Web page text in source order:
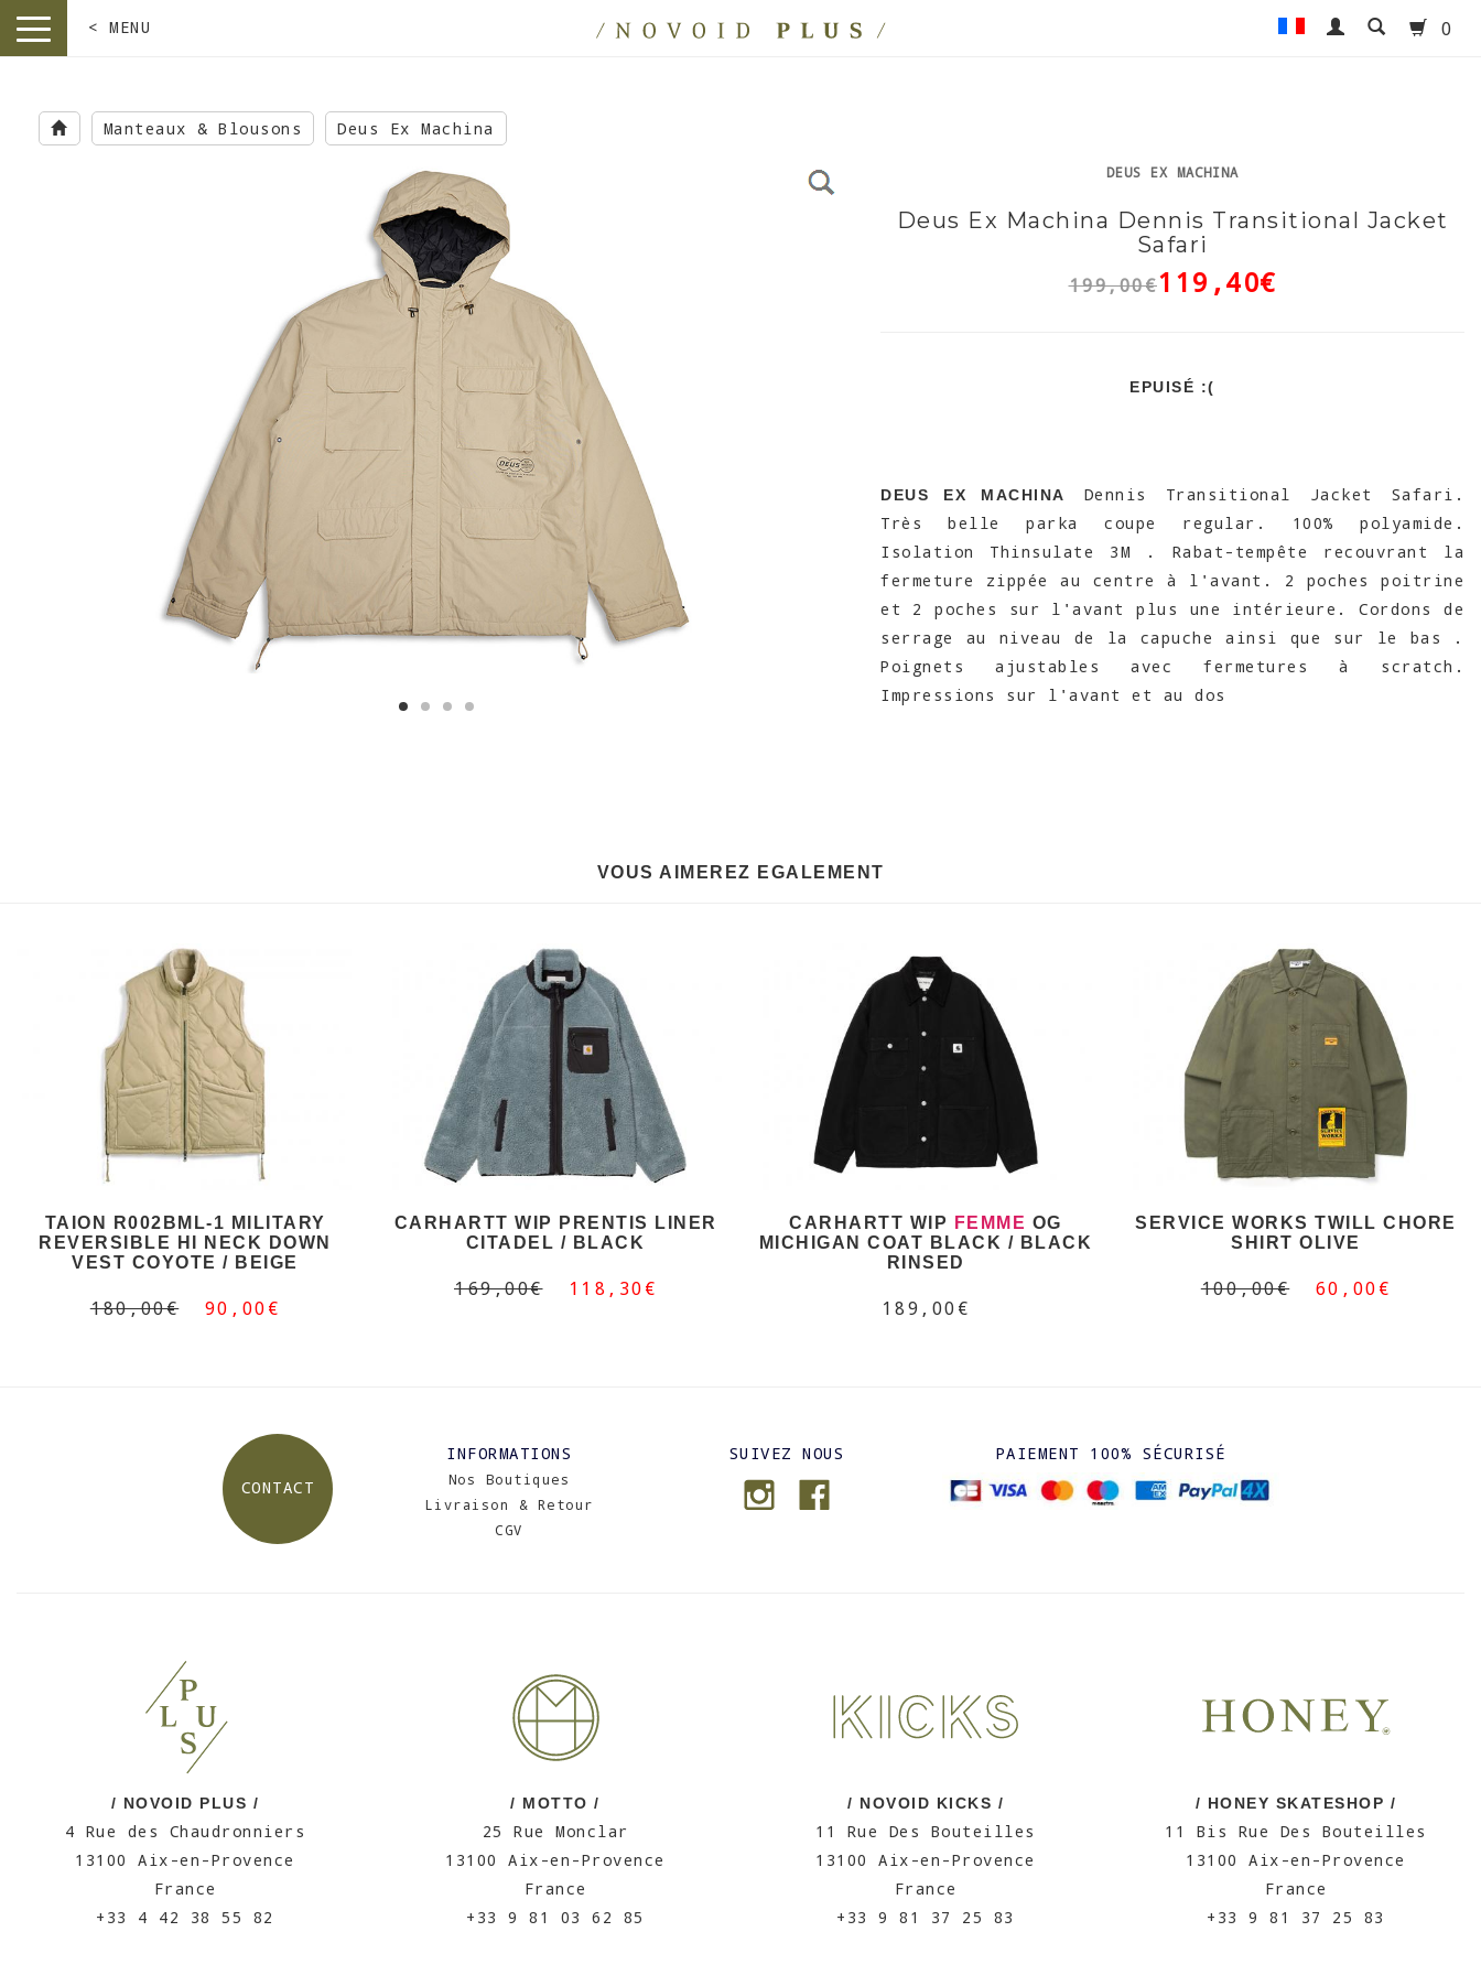
main
toggle
< MENU 0
Manteaux & Blousons Deus Ex Machina
DEUS EX MACHINA
Deus Ex Machina Dennis Transitional Jacket
Safari
199,00€119,40€
EPUISÉ :(
DEUS EX MACHINA
Dennis Transitional Jacket Safari.
Très belle parka coupe regular. 100% polyamide.
Isolation Thinsulate 3M . Rabat-tempête recouvrant la
fermeture zippée au centre à l'avant. 2 poches poitrine
et 2 poches sur l'avant plus une intérieure. Cordons de
serrage au niveau de la capuche ainsi que sur le bas .
Poignets ajustables avec fermetures à scratch.
Impressions sur l'avant et au dos
VOUS AIMEREZ EGALEMENT
TAION R002BML-1 MILITARY
REVERSIBLE HI NECK DOWN
VEST COYOTE / BEIGE
180,00€ 90,00€
CARHARTT WIP PRENTIS LINER
CITADEL / BLACK
169,00€ 118,30€
CARHARTT WIP FEMME OG
MICHIGAN COAT BLACK / BLACK
RINSED
189,00€
SERVICE WORKS TWILL CHORE
SHIRT OLIVE
100,00€ 60,00€
CONTACT
INFORMATIONS
Nos Boutiques
Livraison & Retour
CGV
SUIVEZ NOUS PAIEMENT 100% SÉCURISÉ
/ NOVOID PLUS /
4 Rue des Chaudronniers
13100 Aix-en-Provence
France
+33 4 42 38 55 82
/ MOTTO /
25 Rue Monclar
13100 Aix-en-Provence
France
+33 9 81 03 62 85
/ NOVOID KICKS /
11 Rue Des Bouteilles
13100 Aix-en-Provence
France
+33 9 81 37 25 83
/ HONEY SKATESHOP /
11 Bis Rue Des Bouteilles
13100 Aix-en-Provence
France
+33 9 81 37 25 83